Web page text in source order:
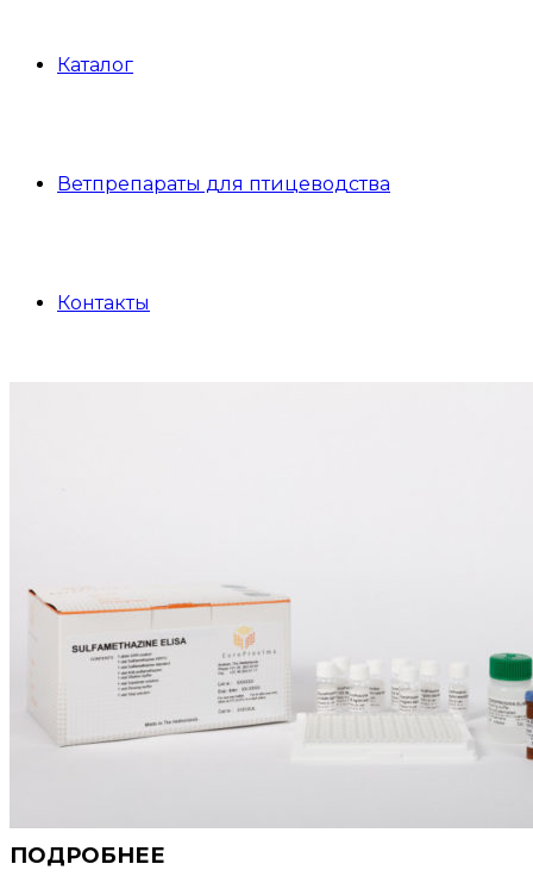
Каталог
Ветпрепараты для птицеводства
Контакты